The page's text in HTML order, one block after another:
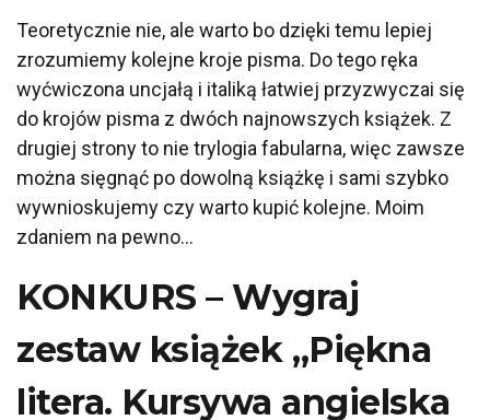
Teoretycznie nie, ale warto bo dzięki temu lepiej
zrozumiemy kolejne kroje pisma. Do tego ręka
wyćwiczona uncjałą i italiką łatwiej przyzwyczai się
do krojów pisma z dwóch najnowszych książek. Z
drugiej strony to nie trylogia fabularna, więc zawsze
można sięgnąć po dowolną książkę i sami szybko
wywnioskujemy czy warto kupić kolejne. Moim
zdaniem na pewno…
KONKURS – Wygraj
zestaw książek „Piękna
litera. Kursywa angielska